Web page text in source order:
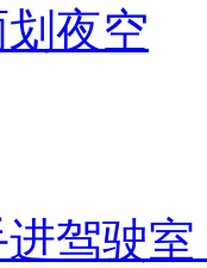
夜空
驾驶